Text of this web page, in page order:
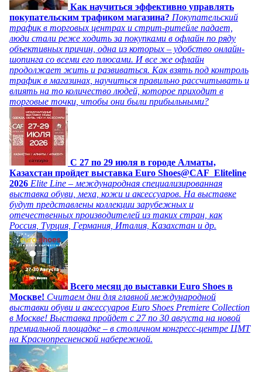
Как научиться эффективно управлять
покупательским трафиком магазина? Покупательский
трафик в торговых центрах и стрит-ритейле падает,
люди стали реже ходить за покупками в офлайн по ряду
объективных причин, одна из которых – удобство онлайн-
шопинга со всеми его плюсами. И все же офлайн
продолжает жить и развиваться. Как взять под контроль
трафик в магазинах, научиться правильно рассчитывать и
влиять на то количество людей, которое приходит в
торговые точки, чтобы они были прибыльными?
C 27 по 29 июля в городе Алматы,
Казахстан пройдет выставка Euro Shoes@CAF_Eliteline
2026 Elite Line – международная специализированная
выставка обуви, меха, кожи и аксессуаров. На выставке
будут представлены коллекции зарубежных и
отечественных производителей из таких стран, как
Россия, Турция, Германия, Италия, Казахстан и др.
Всего месяц до выставки Euro Shoes в
Москве! Считаем дни для главной международной
выставки обуви и аксессуаров Euro Shoes Premiere Collection
в Москве! Выставка пройдет с 27 по 30 августа на новой
премиальной площадке – в столичном конгресс-центре ЦМТ
на Краснопресненской набережной.